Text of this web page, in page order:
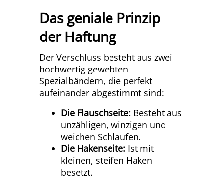
Das geniale Prinzip
der Haftung
Der Verschluss besteht aus zwei
hochwertig gewebten
Spezialbändern, die perfekt
aufeinander abgestimmt sind:
Die Flauschseite: Besteht aus
unzähligen, winzigen und
weichen Schlaufen.
Die Hakenseite: Ist mit
kleinen, steifen Haken
besetzt.